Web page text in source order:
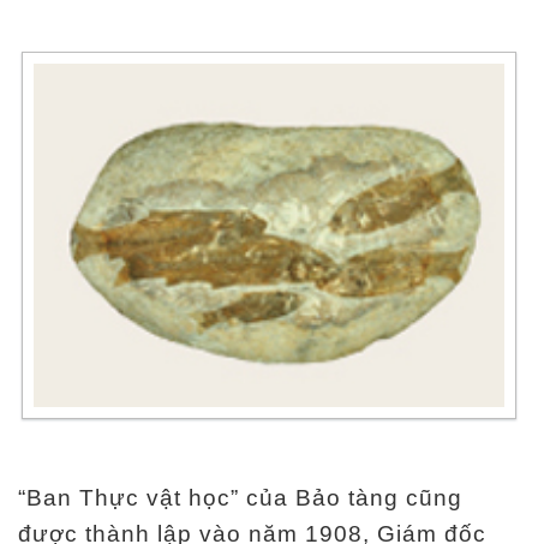
“Ban Thực vật học” của Bảo tàng cũng
được thành lập vào năm 1908, Giám đốc